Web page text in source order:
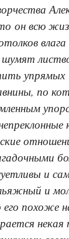
он всю
шумят
упрямых
по
и
и
похоже
некая